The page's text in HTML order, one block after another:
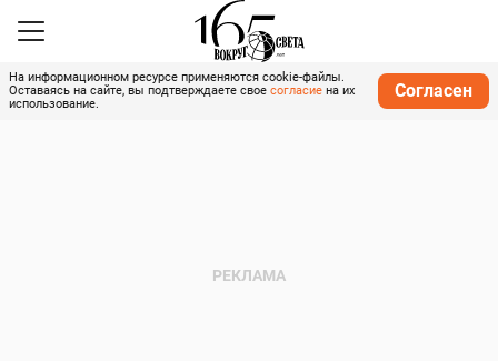
На информационном ресурсе применяются cookie-файлы.
Оставаясь на сайте, вы подтверждаете свое согласие на их
использование.
Согласен